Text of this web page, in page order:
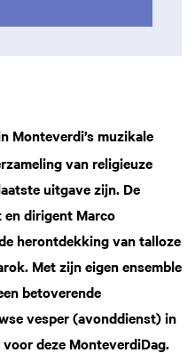
Monteverdi’s muzikale
van religieuze
uitgave zijn. De
dirigent Marco
herontdekking van talloze
Met zijn eigen ensemble
betoverende
vesper (avonddienst) in
deze MonteverdiDag.